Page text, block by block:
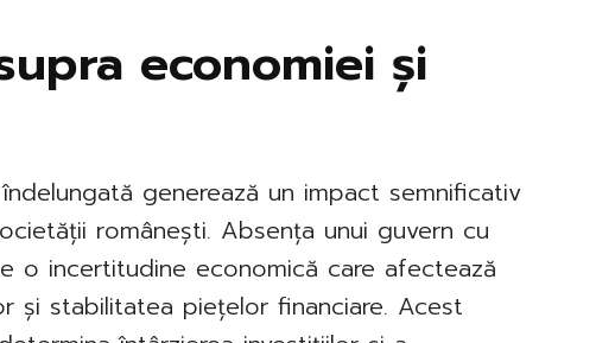
economiei și
generează un impact semnificativ
românești. Absența unui guvern cu
o incertitudine economică care afectează
și stabilitatea piețelor financiare. Acest